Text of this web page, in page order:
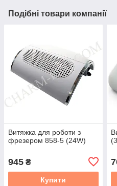
Подібні товари компанії
Витяжка для роботи з
фрезером 858-5 (24W)
945 ₴
Купити